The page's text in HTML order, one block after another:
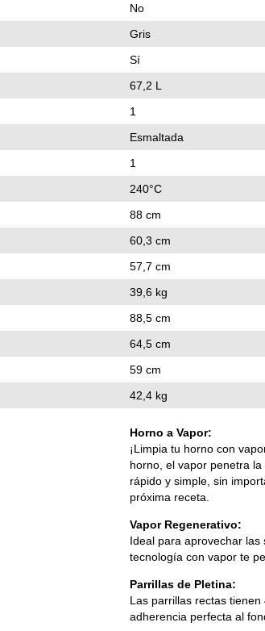
No
Gris
Sí
67,2 L
1
Esmaltada
1
240°C
88 cm
60,3 cm
57,7 cm
39,6 kg
88,5 cm
64,5 cm
59 cm
42,4 kg
Horno a Vapor:
¡Limpia tu horno con
horno, el vapor penetra
rápido y simple, sin
próxima receta.
Vapor Regenerativo:
Ideal para aprovechar
tecnología con vapor te
Parrillas de Pletina:
Las parrillas rectas
adherencia perfecta al